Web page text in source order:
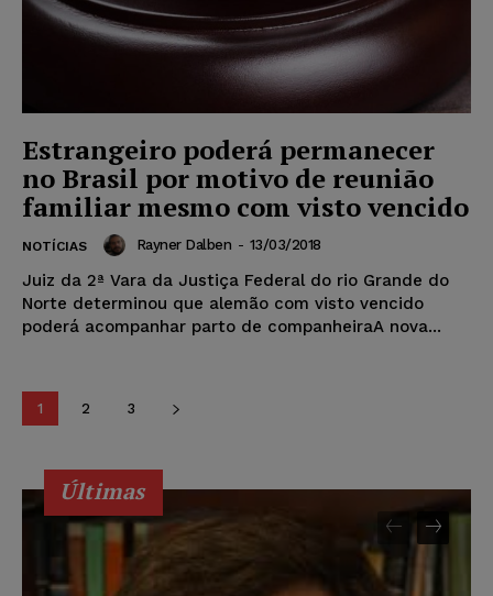
Estrangeiro poderá permanecer
no Brasil por motivo de reunião
familiar mesmo com visto vencido
NOTÍCIAS Rayner Dalben - 13/03/2018
Juiz da 2ª Vara da Justiça Federal do rio Grande do
Norte determinou que alemão com visto vencido
poderá acompanhar parto de companheiraA nova...
1 2 3
Últimas